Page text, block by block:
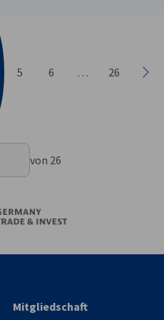
5 6 … 26
Seite 4 von 26
von 26
Mitgliedschaft